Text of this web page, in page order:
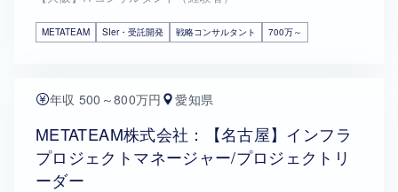
METATEAM SIer・受託開発 戦略コンサルタント 700万～
年収 500～800万円 愛知県
METATEAM株式会社：【名古屋】インフラ
プロジェクトマネージャー/プロジェクトリ
ーダー